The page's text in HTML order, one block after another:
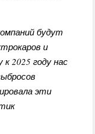
будут
и
2025 году нас
эти